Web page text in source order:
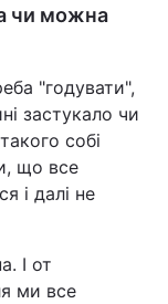
чи можна
"годувати",
застукало чи
собі
що все
і далі не
І от
ми все